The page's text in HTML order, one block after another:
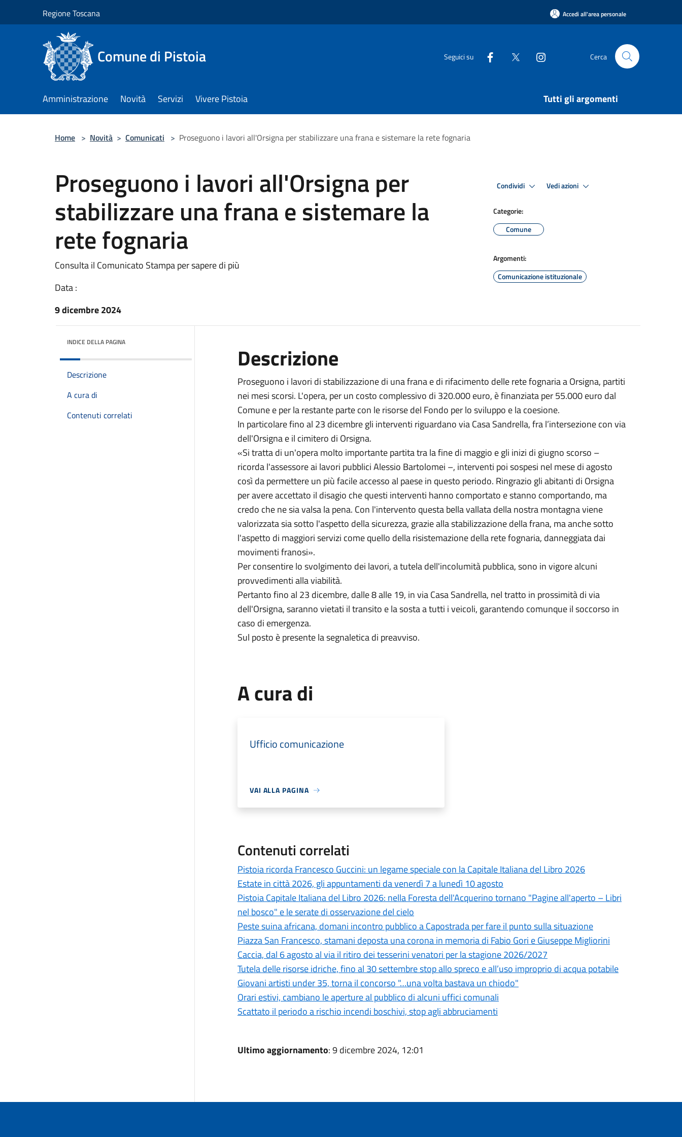
Regione Toscana Accedi all'area personale
Comune di Pistoia Seguici su Cerca
Amministrazione Novità Servizi Vivere Pistoia Tutti gli argomenti
Home > Novità > Comunicati > Proseguono i lavori all'Orsigna per stabilizzare una frana e sistemare la rete fognaria
Proseguono i lavori all'Orsigna per
stabilizzare una frana e sistemare la
rete fognaria
Consulta il Comunicato Stampa per sapere di più
Data :
9 dicembre 2024
Condividi Vedi azioni
Categorie:
Comune
Argomenti:
Comunicazione istituzionale
INDICE DELLA PAGINA
Descrizione
A cura di
Contenuti correlati
Descrizione
Proseguono i lavori di stabilizzazione di una frana e di rifacimento delle rete fognaria a Orsigna, partiti
nei mesi scorsi. L'opera, per un costo complessivo di 320.000 euro, è finanziata per 55.000 euro dal
Comune e per la restante parte con le risorse del Fondo per lo sviluppo e la coesione.
In particolare fino al 23 dicembre gli interventi riguardano via Casa Sandrella, fra l’intersezione con via
dell'Orsigna e il cimitero di Orsigna.
«Si tratta di un'opera molto importante partita tra la fine di maggio e gli inizi di giugno scorso –
ricorda l'assessore ai lavori pubblici Alessio Bartolomei –, interventi poi sospesi nel mese di agosto
così da permettere un più facile accesso al paese in questo periodo. Ringrazio gli abitanti di Orsigna
per avere accettato il disagio che questi interventi hanno comportato e stanno comportando, ma
credo che ne sia valsa la pena. Con l'intervento questa bella vallata della nostra montagna viene
valorizzata sia sotto l'aspetto della sicurezza, grazie alla stabilizzazione della frana, ma anche sotto
l'aspetto di maggiori servizi come quello della risistemazione della rete fognaria, danneggiata dai
movimenti franosi».
Per consentire lo svolgimento dei lavori, a tutela dell'incolumità pubblica, sono in vigore alcuni
provvedimenti alla viabilità.
Pertanto fino al 23 dicembre, dalle 8 alle 19, in via Casa Sandrella, nel tratto in prossimità di via
dell'Orsigna, saranno vietati il transito e la sosta a tutti i veicoli, garantendo comunque il soccorso in
caso di emergenza.
Sul posto è presente la segnaletica di preavviso.
A cura di
Ufficio comunicazione
VAI ALLA PAGINA
Contenuti correlati
Pistoia ricorda Francesco Guccini: un legame speciale con la Capitale Italiana del Libro 2026
Estate in città 2026, gli appuntamenti da venerdì 7 a lunedì 10 agosto
Pistoia Capitale Italiana del Libro 2026: nella Foresta dell'Acquerino tornano "Pagine all'aperto – Libri
nel bosco" e le serate di osservazione del cielo
Peste suina africana, domani incontro pubblico a Capostrada per fare il punto sulla situazione
Piazza San Francesco, stamani deposta una corona in memoria di Fabio Gori e Giuseppe Migliorini
Caccia, dal 6 agosto al via il ritiro dei tesserini venatori per la stagione 2026/2027
Tutela delle risorse idriche, fino al 30 settembre stop allo spreco e all’uso improprio di acqua potabile
Giovani artisti under 35, torna il concorso "…una volta bastava un chiodo"
Orari estivi, cambiano le aperture al pubblico di alcuni uffici comunali
Scattato il periodo a rischio incendi boschivi, stop agli abbruciamenti
Ultimo aggiornamento: 9 dicembre 2024, 12:01